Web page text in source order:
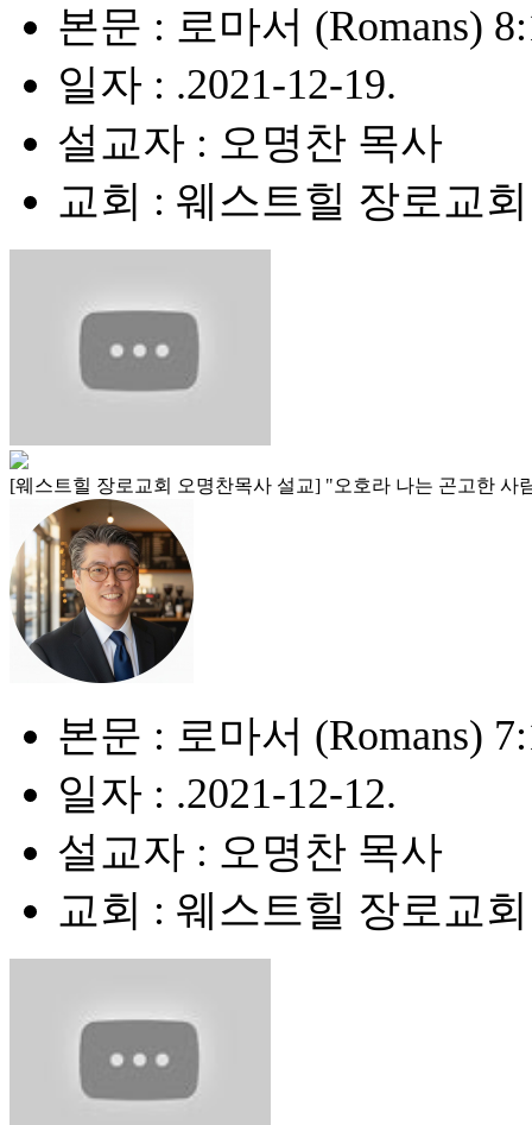
본문 : 로마서 (Romans)
일자 : .2021-12-19.
설교자 : 오명찬 목사
교회 : 웨스트힐 장로교회
[웨스트힐 장로교회 오명찬목사 설교] "오호라 나는 곤고한 사
본문 : 로마서 (Romans)
일자 : .2021-12-12.
설교자 : 오명찬 목사
교회 : 웨스트힐 장로교회